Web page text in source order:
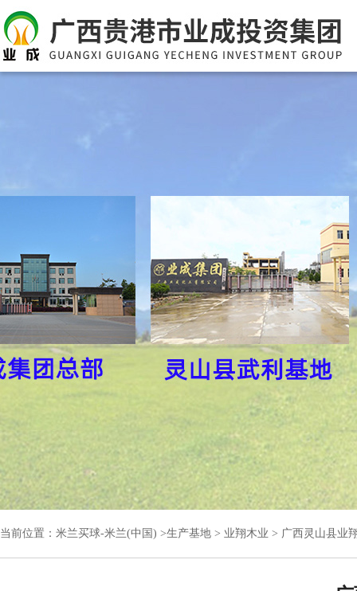
当前位置： 米兰买球-米兰(中国) >生产基地 > 业翔木业 > 广西灵山县业